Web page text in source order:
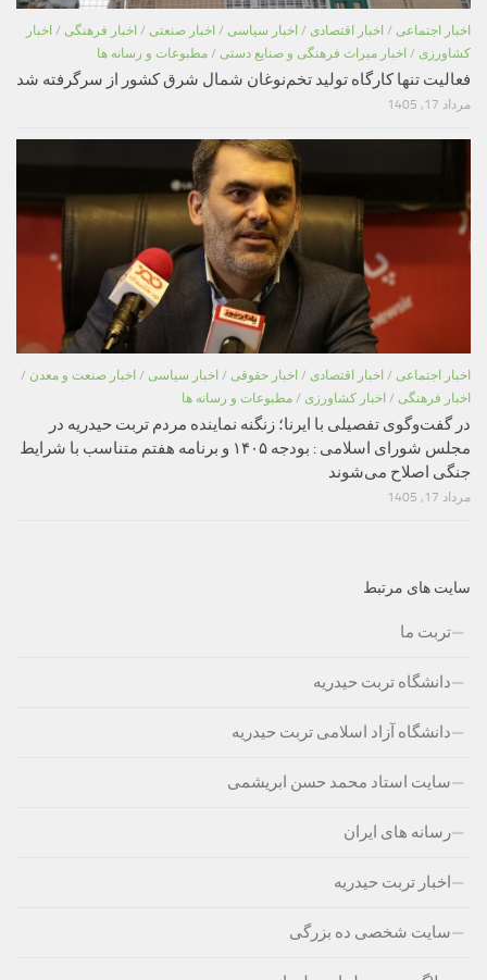
اخبار اجتماعی / اخبار اقتصادی / اخبار سیاسی / اخبار صنعتی / اخبار فرهنگی / اخبار
کشاورزی / اخبار میراث فرهنگی و صنایع دستی / مطبوعات و رسانه ها
فعالیت تنها کارگاه تولید تخم‌نوغان شمال شرق کشور از سرگرفته شد
مرداد 17, 1405
اخبار اجتماعی / اخبار اقتصادی / اخبار حقوقی / اخبار سیاسی / اخبار صنعت و معدن /
اخبار فرهنگی / اخبار کشاورزی / مطبوعات و رسانه ها
در گفت‌وگوی تفصیلی با ایرنا؛ زنگنه نماینده مردم تربت حیدریه در
مجلس شورای اسلامی : بودجه ۱۴۰۵ و برنامه هفتم متناسب با شرایط
جنگی اصلاح می‌شوند
مرداد 17, 1405
سایت های مرتبط
تربت ما
دانشگاه تربت حیدریه
دانشگاه آزاد اسلامی تربت حیدریه
سایت استاد محمد حسن ابریشمی
رسانه های ایران
اخبار تربت حیدریه
سایت شخصی ده بزرگی